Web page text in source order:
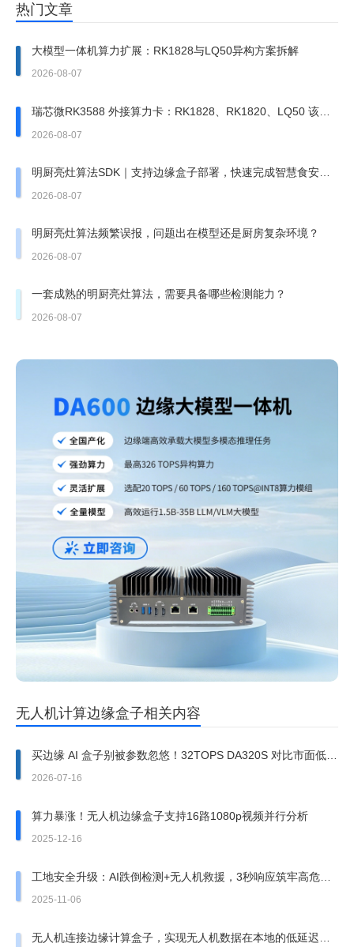
热门文章
大模型一体机算力扩展：RK1828与LQ50异构方案拆解
2026-08-07
瑞芯微RK3588 外接算力卡：RK1828、RK1820、LQ50 该上
哪一张？
2026-08-07
明厨亮灶算法SDK｜支持边缘盒子部署，快速完成智慧食安改
造
2026-08-07
明厨亮灶算法频繁误报，问题出在模型还是厨房复杂环境？
2026-08-07
一套成熟的明厨亮灶算法，需要具备哪些检测能力？
2026-08-07
无人机计算边缘盒子相关内容
买边缘 AI 盒子别被参数忽悠！32TOPS DA320S 对比市面低价
设备，4 个核心维度避坑
2026-07-16
算力暴涨！无人机边缘盒子支持16路1080p视频并行分析
2025-12-16
工地安全升级：AI跌倒检测+无人机救援，3秒响应筑牢高危作
业防线
2025-11-06
无人机连接边缘计算盒子，实现无人机数据在本地的低延迟处